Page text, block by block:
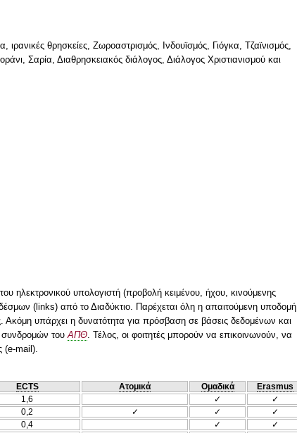
θρησκείες, Ζωροαστρισμός, Ινδουϊσμός, Γιόγκα, Τζαϊνισμός,
Σαρία, Διαθρησκειακός διάλογος, Διάλογος Χριστιανισμού και
ηλεκτρονικού υπολογιστή (προβολή κειμένου, ήχου, κινούμενης
(links) από το Διαδύκτιο. Παρέχεται όλη η απαιτούμενη υποδομή
Ακόμη υπάρχει η δυνατότητα για πρόσβαση σε βάσεις δεδομένων και
συνδρομών τουΑΠΘ. Τέλος, οι φοιτητές μπορούν να επικοινωνούν, να
(e-mail).
ECTS Ατομικά Ομαδικά
Erasmus
1,6 ✓
✓
0,2 ✓ ✓
✓
0,4 ✓
✓